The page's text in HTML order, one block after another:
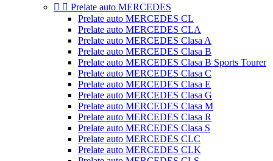
  Prelate auto MERCEDES
Prelate auto MERCEDES CL
Prelate auto MERCEDES CLA
Prelate auto MERCEDES Clasa A
Prelate auto MERCEDES Clasa B
Prelate auto MERCEDES Clasa B Sports Tourer
Prelate auto MERCEDES Clasa C
Prelate auto MERCEDES Clasa E
Prelate auto MERCEDES Clasa G
Prelate auto MERCEDES Clasa M
Prelate auto MERCEDES Clasa R
Prelate auto MERCEDES Clasa S
Prelate auto MERCEDES CLC
Prelate auto MERCEDES CLK